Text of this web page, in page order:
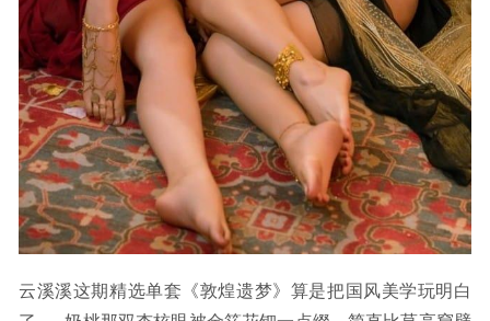
云溪溪这期精选单套《敦煌遗梦》算是把国风美学玩明白